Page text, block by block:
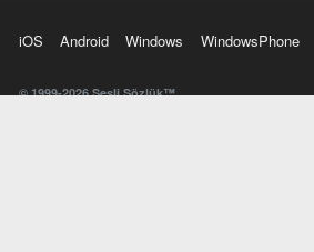
iOS Android Windows WindowsPhone
© 1999-2026 Sesli Sözlük™